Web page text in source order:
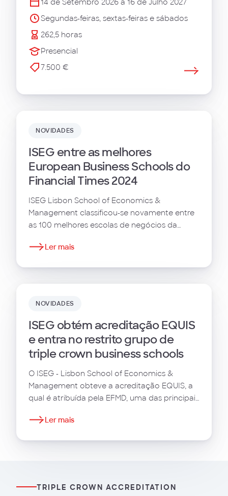
14 de Setembro 2026 a 16 de Julho 2027
Segundas-feiras, sextas-feiras e sábados
262,5 horas
Presencial
7.500 €
NOVIDADES
ISEG entre as melhores
European Business Schools do
Financial Times 2024
ISEG Lisbon School of Economics &
Management classificou-se novamente entre
as 100 melhores escolas de negócios da
Ler mais
NOVIDADES
ISEG obtém acreditação EQUIS
e entra no restrito grupo de
triple crown business schools
O ISEG - Lisbon School of Economics &
Management obteve a acreditação EQUIS, a
qual é atribuída pela EFMD, uma das principais
educação em gestão ao nível internacional.
Ler mais
TRIPLE CROWN ACCREDITATION